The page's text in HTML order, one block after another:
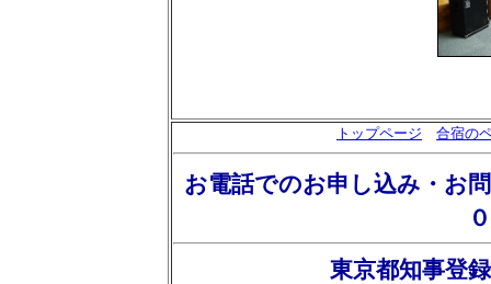
トップページ 合宿の
お電話でのお申し込み・お
東京都知事登